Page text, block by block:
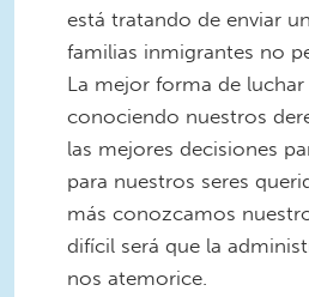
está tratando de enviar
familias inmigrantes no
La mejor forma de
conociendo nuestros
las mejores decisiones
para nuestros seres
más conozcamos
difícil será que la
nos atemorice.